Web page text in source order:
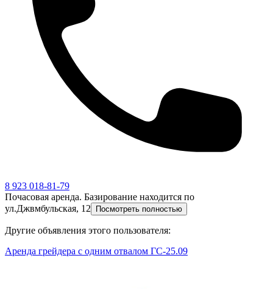
8 923 018-81-79
Почасовая аренда. Базирование находится по
ул.Джвмбульская, 12
Посмотреть полностью
Другие объявления этого пользователя:
Аренда грейдера с одним отвалом ГС-25.09